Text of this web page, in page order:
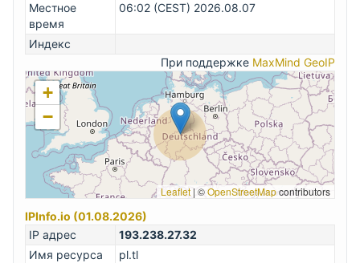
Местное
время
06:02 (CEST) 2026.08.07
Индекс
При поддержке MaxMind GeoIP
+
−
Leaflet | ©OpenStreetMapcontributors
IPInfo.io (01.08.2026)
IP адрес
193.238.27.32
Имя ресурса
pl.tl